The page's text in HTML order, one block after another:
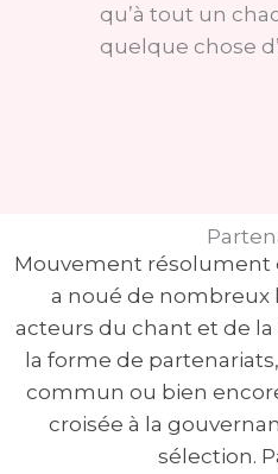
qu’à tout un
quelque chose
Mouvement résolument
a noué de nombreux
acteurs du chant et de
la forme de
commun ou bien
croisée à la
sélection.